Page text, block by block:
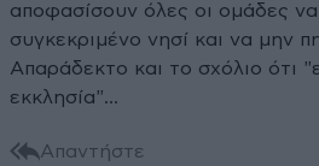
αποφασίσουν όλες οι ομάδες
συγκεκριμένο νησί και να μην
Απαράδεκτο και το σχόλιο ότι
εκκλησία"...
Απαντήστε